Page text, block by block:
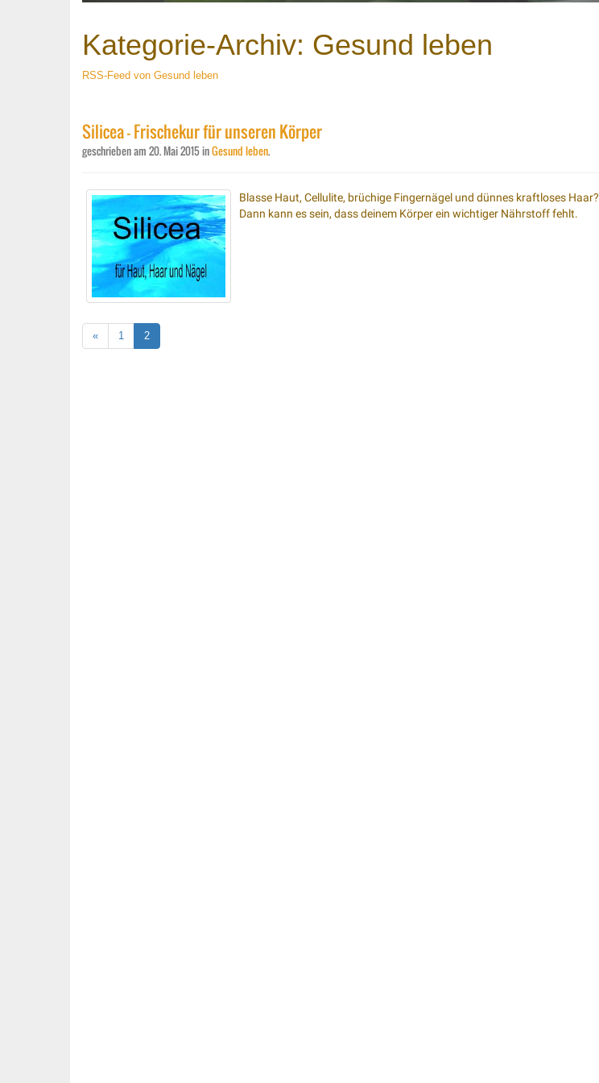
Kategorie-Archiv: Gesund leben
RSS-Feed von Gesund leben
Silicea - Frischekur für unseren Körper
geschrieben am 20. Mai 2015inGesund leben.
Blasse Haut, Cellulite, brüchige Fingernägel und dünnes kraftloses Haar?
Dann kann es sein, dass deinem Körper ein wichtiger Nährstoff fehlt.
« 1 2